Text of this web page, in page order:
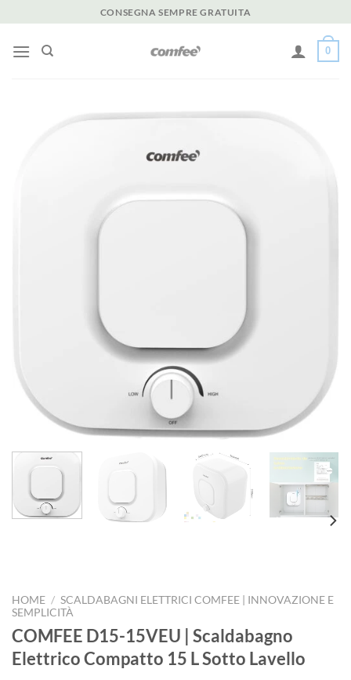
ai
contenuti
CONSEGNA SEMPRE GRATUITA
0
HOME / SCALDABAGNI ELETTRICI COMFEE | INNOVAZIONE E
SEMPLICITÀ
COMFEE D15-15VEU | Scaldabagno
Elettrico Compatto 15 L Sotto Lavello